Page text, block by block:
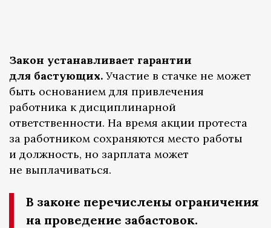
Закон устанавливает гарантии
для бастующих. Участие в стачке не может
быть основанием для привлечения
работника к дисциплинарной
ответственности. На время акции протеста
за работником сохраняются место работы
и должность, но зарплата может
не выплачиваться.
В законе перечислены ограничения
на проведение забастовок.